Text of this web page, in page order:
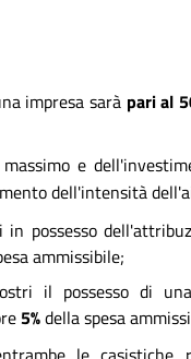
impresa sarà pari al
e
dell'intensità
possesso
ammissibile;
il possesso di
5%della spesa